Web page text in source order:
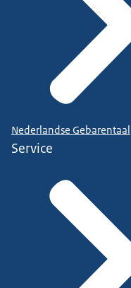
Nederlandse Gebarentaal
Service